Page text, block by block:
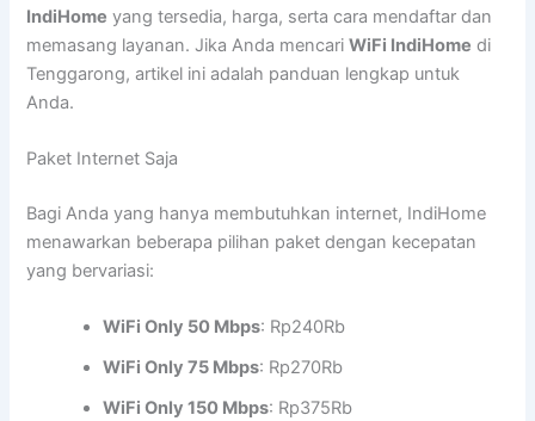
IndiHome yang tersedia, harga, serta cara mendaftar dan
memasang layanan. Jika Anda mencariWiFi IndiHome di
Tenggarong, artikel ini adalah panduan lengkap untuk
Anda.
Paket Internet Saja
Bagi Anda yang hanya membutuhkan internet, IndiHome
menawarkan beberapa pilihan paket dengan kecepatan
yang bervariasi:
WiFi Only 50 Mbps: Rp240Rb
WiFi Only 75 Mbps: Rp270Rb
WiFi Only 150 Mbps: Rp375Rb